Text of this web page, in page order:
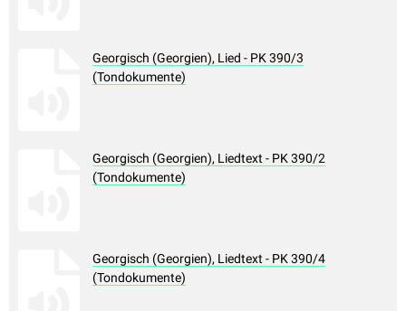
Georgisch (Georgien), Lied - PK 390/3
(Tondokumente)
Georgisch (Georgien), Liedtext - PK 390/2
(Tondokumente)
Georgisch (Georgien), Liedtext - PK 390/4
(Tondokumente)